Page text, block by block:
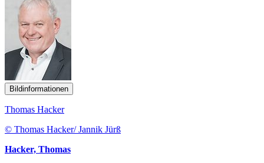
Bildinformationen
Thomas Hacker
© Thomas Hacker/ Jannik Jürß
Hacker, Thomas